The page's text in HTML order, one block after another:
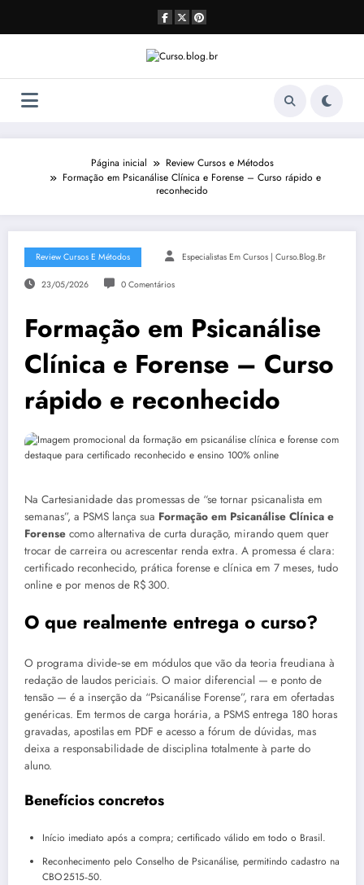
o
Página inicial
Review Cursos e Métodos
Formação em Psicanálise Clínica e Forense – Curso rápido e
reconhecido
Review Cursos E Métodos Especialistas Em Cursos | Curso.blog.br
23/05/2026 0 Comentários
Formação em Psicanálise
Clínica e Forense – Curso
rápido e reconhecido
Na Cartesianidade das promessas de “se tornar psicanalista em
semanas”, a PSMS lança sua Formação em Psicanálise Clínica e
Forense como alternativa de curta duração, mirando quem quer
trocar de carreira ou acrescentar renda extra. A promessa é clara:
certificado reconhecido, prática forense e clínica em 7 meses, tudo
online e por menos de R$ 300.
O que realmente entrega o curso?
O programa divide‑se em módulos que vão da teoria freudiana à
redação de laudos periciais. O maior diferencial — e ponto de
tensão — é a inserção da “Psicanálise Forense”, rara em ofertadas
genéricas. Em termos de carga horária, a PSMS entrega 180 horas
gravadas, apostilas em PDF e acesso a fórum de dúvidas, mas
deixa a responsabilidade de disciplina totalmente à parte do
aluno.
Benefícios concretos
Início imediato após a compra; certificado válido em todo o Brasil.
Reconhecimento pelo Conselho de Psicanálise, permitindo cadastro na
CBO 2515‑50.